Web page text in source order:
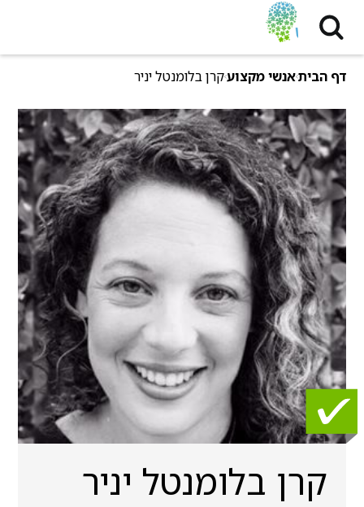
דף הביתאנשי מקצועקרן בלומנטל יניר
קרן בלומנטל יניר